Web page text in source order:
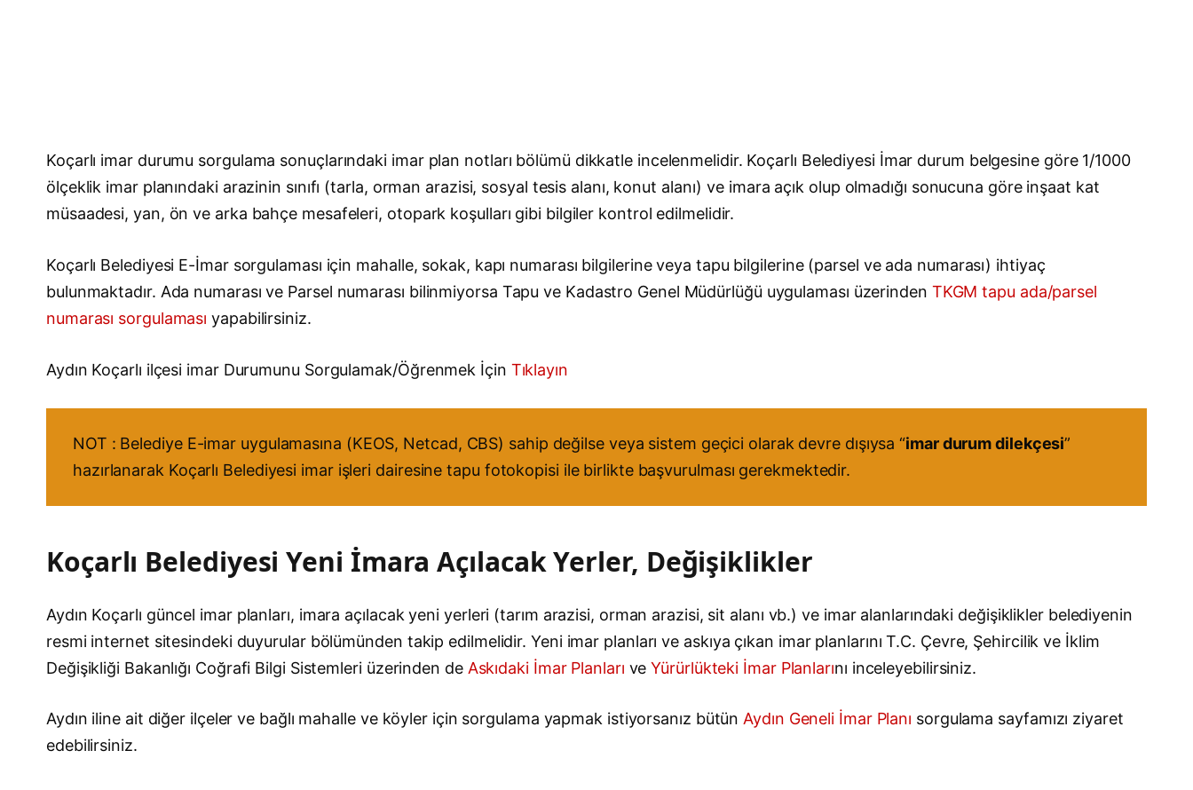
Koçarlı imar durumu sorgulama sonuçlarındaki imar plan notları bölümü dikkatle incelenmelidir. Koçarlı Belediyesi İmar durum belgesine göre 1/1000
ölçeklik imar planındaki arazinin sınıfı (tarla, orman arazisi, sosyal tesis alanı, konut alanı) ve imara açık olup olmadığı sonucuna göre inşaat kat
müsaadesi, yan, ön ve arka bahçe mesafeleri, otopark koşulları gibi bilgiler kontrol edilmelidir.
Koçarlı Belediyesi E-İmar sorgulaması için mahalle, sokak, kapı numarası bilgilerine veya tapu bilgilerine (parsel ve ada numarası) ihtiyaç
bulunmaktadır. Ada numarası ve Parsel numarası bilinmiyorsa Tapu ve Kadastro Genel Müdürlüğü uygulaması üzerinden TKGM tapu ada/parsel
numarası sorgulaması yapabilirsiniz.
Aydın Koçarlı ilçesi imar Durumunu Sorgulamak/Öğrenmek İçin Tıklayın
NOT : Belediye E-imar uygulamasına (KEOS, Netcad, CBS) sahip değilse veya sistem geçici olarak devre dışıysa “imar durum dilekçesi”
hazırlanarak Koçarlı Belediyesi imar işleri dairesine tapu fotokopisi ile birlikte başvurulması gerekmektedir.
Koçarlı Belediyesi Yeni İmara Açılacak Yerler, Değişiklikler
Aydın Koçarlı güncel imar planları, imara açılacak yeni yerleri (tarım arazisi, orman arazisi, sit alanı vb.) ve imar alanlarındaki değişiklikler belediyenin
resmi internet sitesindeki duyurular bölümünden takip edilmelidir. Yeni imar planları ve askıya çıkan imar planlarını T.C. Çevre, Şehircilik ve İklim
Değişikliği Bakanlığı Coğrafi Bilgi Sistemleri üzerinden de Askıdaki İmar Planları veYürürlükteki İmar Planlarını inceleyebilirsiniz.
Aydın iline ait diğer ilçeler ve bağlı mahalle ve köyler için sorgulama yapmak istiyorsanız bütünAydın Geneli İmar Planı sorgulama sayfamızı ziyaret
edebilirsiniz.